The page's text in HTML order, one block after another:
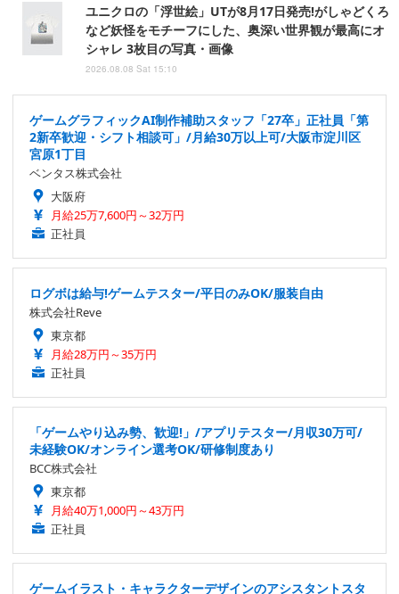
ユニクロの「浮世絵」UTが8月17日発売!がしゃどくろ
など妖怪をモチーフにした、奥深い世界観が最高にオ
シャレ 3枚目の写真・画像
2026.08.08 Sat 15:10
ゲームグラフィックAI制作補助スタッフ「27卒」正社員「第
2新卒歓迎・シフト相談可」/月給30万以上可/大阪市淀川区
宮原1丁目
ベンタス株式会社
大阪府
月給25万7,600円～32万円
正社員
ログボは給与!ゲームテスター/平日のみOK/服装自由
株式会社Reve
東京都
月給28万円～35万円
正社員
「ゲームやり込み勢、歓迎!」/アプリテスター/月収30万可/
未経験OK/オンライン選考OK/研修制度あり
BCC株式会社
東京都
月給40万1,000円～43万円
正社員
ゲームイラスト・キャラクターデザインのアシスタントスタ